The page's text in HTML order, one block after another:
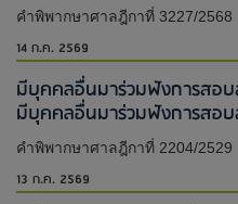
คำพิพากษาศาลฎีกาที่ 3227/2568
14 ก.ค. 2569
มีบุคคลอื่นมาร่วมฟังการสอบ
มีบุคคลอื่นมาร่วมฟังการสอบ
คำพิพากษาศาลฎีกาที่ 2204/2529
13 ก.ค. 2569